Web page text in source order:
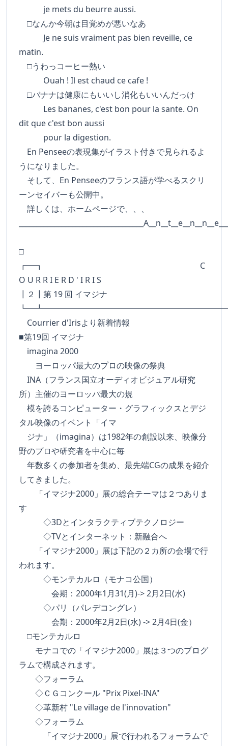
je mets du beurre aussi.
□なんか今朝は目覚めが悪いなあ
Je ne suis vraiment pas bien reveille, ce
matin.
□うわっコーヒー熱い
Ouah ! Il est chaud ce cafe !
□バナナは健康にもいいし消化もいいんだっけ
Les bananes, c'est bon pour la sante. On
dit que c'est bon aussi
pour la digestion.
En Penseeの表現集がイラスト付きで見られるよ
うになりました。
そして、En Penseeのフランス語が学べるスクリ
ーンセイバーも公開中。
詳しくは、ホームページで、、、
□
┏━┓ C
O U R R I E R D ' I R I S
┃２┃第 19 回 イマジナ
Courrier d'Irisより新着情報
■第19回 イマジナ
imagina 2000
ヨーロッパ最大のプロの映像の祭典
INA（フランス国立オーディオビジュアル研究
所）主催のヨーロッパ最大の規
模を誇るコンピューター・グラフィックスとデジ
タル映像のイベント「イマ
ジナ」（imagina）は1982年の創設以来、映像分
野のプロや研究者を中心に毎
年数多くの参加者を集め、最先端CGの成果を紹介
してきました。
「イマジナ2000」展の総合テーマは２つありま
す
◇3Dとインタラクティブテクノロジー
◇TVとインターネット：新融合へ
「イマジナ2000」展は下記の２カ所の会場で行
われます。
◇モンテカルロ（モナコ公国）
会期：2000年1月31(月)-> 2月2日(水)
◇パリ（パレデコングレ）
会期：2000年2月2日(水) -> 2月4日(金）
□モンテカルロ
モナコでの「イマジナ2000」展は３つのプログ
ラムで構成されます。
◇フォーラム
◇ＣＧコンクール "Prix Pixel-INA"
◇革新村 "Le village de l'innovation"
◇フォーラム
「イマジナ2000」展で行われるフォーラムで